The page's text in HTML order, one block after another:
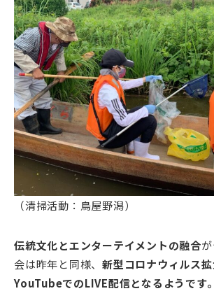
（清掃活動：鳥屋野潟）
伝統文化とエンターテイメントの融合
会は昨年と同様、 新型コロナウィルス拡
YouTubeでのLIVE配信となるようです。